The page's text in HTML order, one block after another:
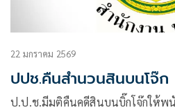
22 มกราคม 2569
ปปช.คืนสำนวนสินบนโจ๊ก
ป.ป.ช.มีมติคืนคดีสินบนบิ๊กโจ๊กให้พ